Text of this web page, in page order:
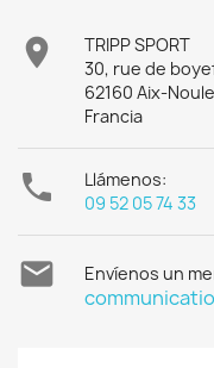

TRIPP SPORT
30, rue de
62160 Aix-
Francia

Llámenos:
09 52 05 74 33
 Envíenos un